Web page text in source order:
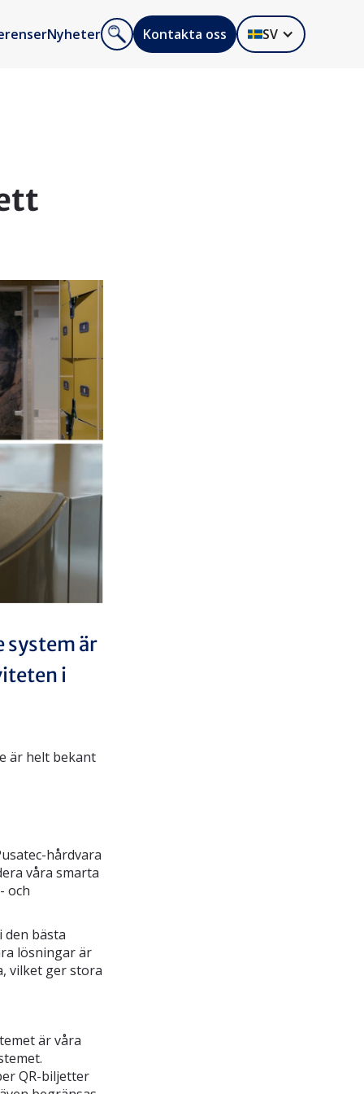
Nyheter Kontakta oss SV
system är
i
är helt bekant
hårdvara
våra smarta
och
den bästa
lösningar är
vilket ger stora
är våra
QR-biljetter